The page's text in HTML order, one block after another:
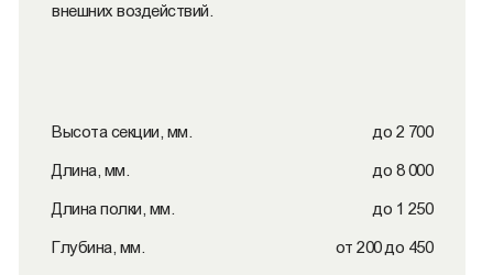
внешних воздействий.
Высота секции, мм. до 2 700
Длина, мм. до 8 000
Длина полки, мм. до 1 250
Глубина, мм. от 200 до 450